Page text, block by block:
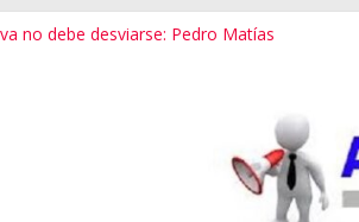
no debe desviarse: Pedro Matías
a fondo en crimen de Alejandro Leyva
de Gobierno de Oaxaca despojaría predios
operaba desde un Toks